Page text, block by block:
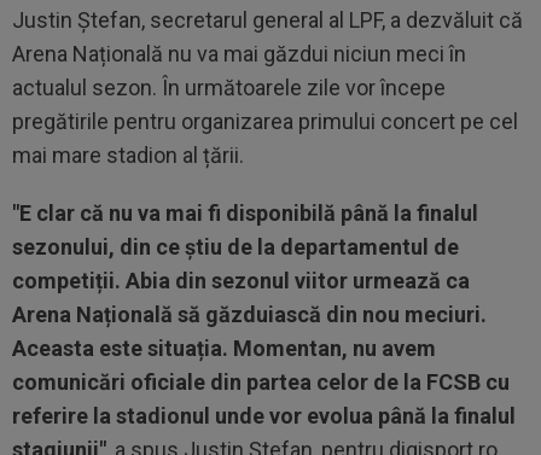
Justin Ștefan, secretarul general al LPF, a dezvăluit că
Arena Națională nu va mai găzdui niciun meci în
actualul sezon. În următoarele zile vor începe
pregătirile pentru organizarea primului concert pe cel
mai mare stadion al țării.
"E clar că nu va mai fi disponibilă până la finalul
sezonului, din ce știu de la departamentul de
competiții. Abia din sezonul viitor urmează ca
Arena Națională să găzduiască din nou meciuri.
Aceasta este situația. Momentan, nu avem
comunicări oficiale din partea celor de la FCSB cu
referire la stadionul unde vor evolua până la finalul
stagiunii", a spus Justin Ștefan, pentru digisport.ro.